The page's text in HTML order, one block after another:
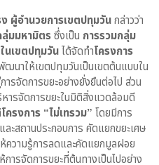
ผู้อำนวยการเขตปทุมวันกล่าวว่า
ลุ่มมหามิตรซึ่งเป็น การรวมกลุ่ม
นเขตปทุมวันได้จัดทำโครงการ
ฒนาให้เขตปทุมวันเป็นเขตต้นแบบใน
รจัดการขยะอย่างยั่งยืนต่อไป ส่วน
ารจัดการขยะในมิติสิ่งแวดล้อมดี
ครงการ “ไม่เทรวม” โดยมีการ
ะสถานประกอบการ คัดแยกขยะเศษ
ความรู้การลดและคัดแยกมูลฝอย
ารจัดการขยะที่ต้นทางเป็นไปอย่าง